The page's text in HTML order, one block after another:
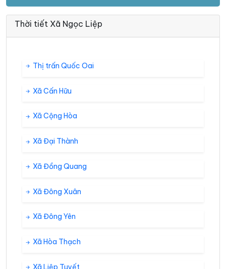
Thời tiết Xã Ngọc Liệp
Thị trấn Quốc Oai
Xã Cấn Hữu
Xã Cộng Hòa
Xã Đại Thành
Xã Đồng Quang
Xã Đông Xuân
Xã Đông Yên
Xã Hòa Thạch
Xã Liệp Tuyết